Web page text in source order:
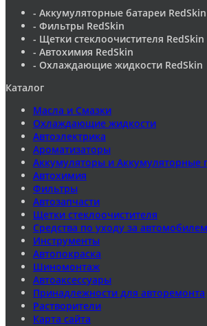
- Аккумуляторные батареи RedSkin
- Фильтры RedSkin
- Щетки стеклоочистителя RedSkin
- Автохимия RedSkin
- Охлаждающие жидкости RedSkin
Каталог
Масла и Смазки
Охлаждающие жидкости
Автоэлектрика
Ароматизаторы
Аккумуляторы и Аккумуляторные
Автохимия
Фильтры
Автозапчасти
Щетки стеклоочистителя
Средства по уходу за автомобилем
Инструменты
Автопокраска
Шиномонтаж
Автоаксессуары
Принадлежности для авторемонта
Растворители
Карта сайта